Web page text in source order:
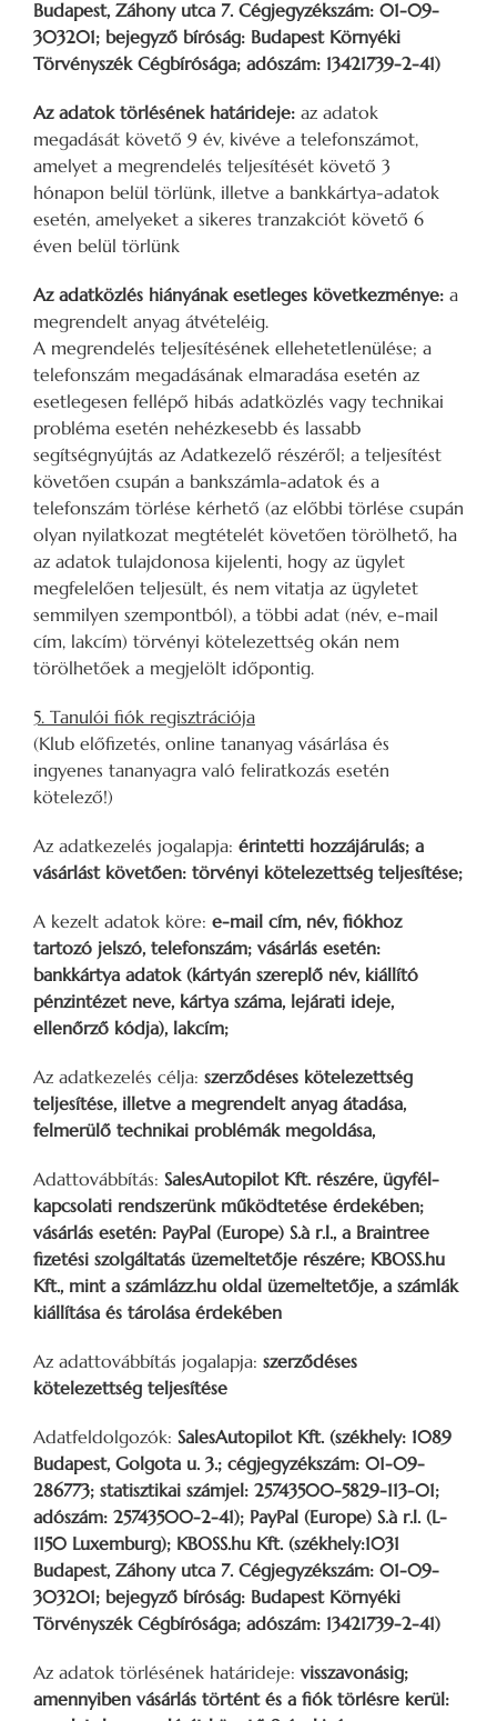
Budapest, Záhony utca 7. Cégjegyzékszám: 01-09-
303201; bejegyző bíróság: Budapest Környéki
Törvényszék Cégbírósága; adószám: 13421739-2-41)
Az adatok törlésének határideje: az adatok
megadását követő 9 év, kivéve a telefonszámot,
amelyet a megrendelés teljesítését követő 3
hónapon belül törlünk, illetve a bankkártya-adatok
esetén, amelyeket a sikeres tranzakciót követő 6
éven belül törlünk
Az adatközlés hiányának esetleges következménye: a
megrendelt anyag átvételéig.
A megrendelés teljesítésének ellehetetlenülése; a
telefonszám megadásának elmaradása esetén az
esetlegesen fellépő hibás adatközlés vagy technikai
probléma esetén nehézkesebb és lassabb
segítségnyújtás az Adatkezelő részéről; a teljesítést
követően csupán a bankszámla-adatok és a
telefonszám törlése kérhető (az előbbi törlése csupán
olyan nyilatkozat megtételét követően törölhető, ha
az adatok tulajdonosa kijelenti, hogy az ügylet
megfelelően teljesült, és nem vitatja az ügyletet
semmilyen szempontból), a többi adat (név, e-mail
cím, lakcím) törvényi kötelezettség okán nem
törölhetőek a megjelölt időpontig.
5. Tanulói fiók regisztrációja
(Klub előfizetés, online tananyag vásárlása és
ingyenes tananyagra való feliratkozás esetén
kötelező!)
Az adatkezelés jogalapja: érintetti hozzájárulás; a
vásárlást követően: törvényi kötelezettség teljesítése;
A kezelt adatok köre: e-mail cím, név, fiókhoz
tartozó jelszó, telefonszám; vásárlás esetén:
bankkártya adatok (kártyán szereplő név, kiállító
pénzintézet neve, kártya száma, lejárati ideje,
ellenőrző kódja), lakcím;
Az adatkezelés célja: szerződéses kötelezettség
teljesítése, illetve a megrendelt anyag átadása,
felmerülő technikai problémák megoldása,
Adattovábbítás: SalesAutopilot Kft. részére, ügyfél-
kapcsolati rendszerünk működtetése érdekében;
vásárlás esetén: PayPal (Europe) S.à r.l., a Braintree
fizetési szolgáltatás üzemeltetője részére; KBOSS.hu
Kft., mint a számlázz.hu oldal üzemeltetője, a számlák
kiállítása és tárolása érdekében
Az adattovábbítás jogalapja: szerződéses
kötelezettség teljesítése
Adatfeldolgozók: SalesAutopilot Kft. (székhely: 1089
Budapest, Golgota u. 3.; cégjegyzékszám: 01-09-
286773; statisztikai számjel: 25743500-5829-113-01;
adószám: 25743500-2-41); PayPal (Europe) S.à r.l. (L-
1150 Luxemburg); KBOSS.hu Kft. (székhely:1031
Budapest, Záhony utca 7. Cégjegyzékszám: 01-09-
303201; bejegyző bíróság: Budapest Környéki
Törvényszék Cégbírósága; adószám: 13421739-2-41)
Az adatok törlésének határideje: visszavonásig;
amennyiben vásárlás történt és a fiók törlésre kerül: